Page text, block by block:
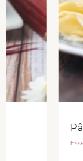
Pâte à